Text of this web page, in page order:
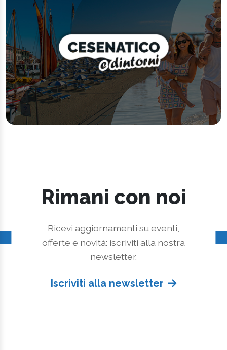
Rimani con noi
Ricevi aggiornamenti su eventi,
offerte e novità: iscriviti alla nostra
newsletter.
Iscriviti alla newsletter